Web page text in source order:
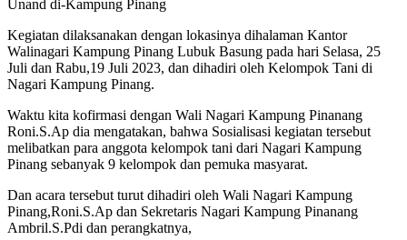
Unand di-Kampung Pinang
Kegiatan dilaksanakan dengan lokasinya dihalaman Kantor
Walinagari Kampung Pinang Lubuk Basung pada hari Selasa, 25
Juli dan Rabu,19 Juli 2023, dan dihadiri oleh Kelompok Tani di
Nagari Kampung Pinang.
Waktu kita kofirmasi dengan Wali Nagari Kampung Pinanang
Roni.S.Ap dia mengatakan, bahwa Sosialisasi kegiatan tersebut
melibatkan para anggota kelompok tani dari Nagari Kampung
Pinang sebanyak 9 kelompok dan pemuka masyarat.
Dan acara tersebut turut dihadiri oleh Wali Nagari Kampung
Pinang,Roni.S.Ap dan Sekretaris Nagari Kampung Pinanang
Ambril.S.Pdi dan perangkatnya,